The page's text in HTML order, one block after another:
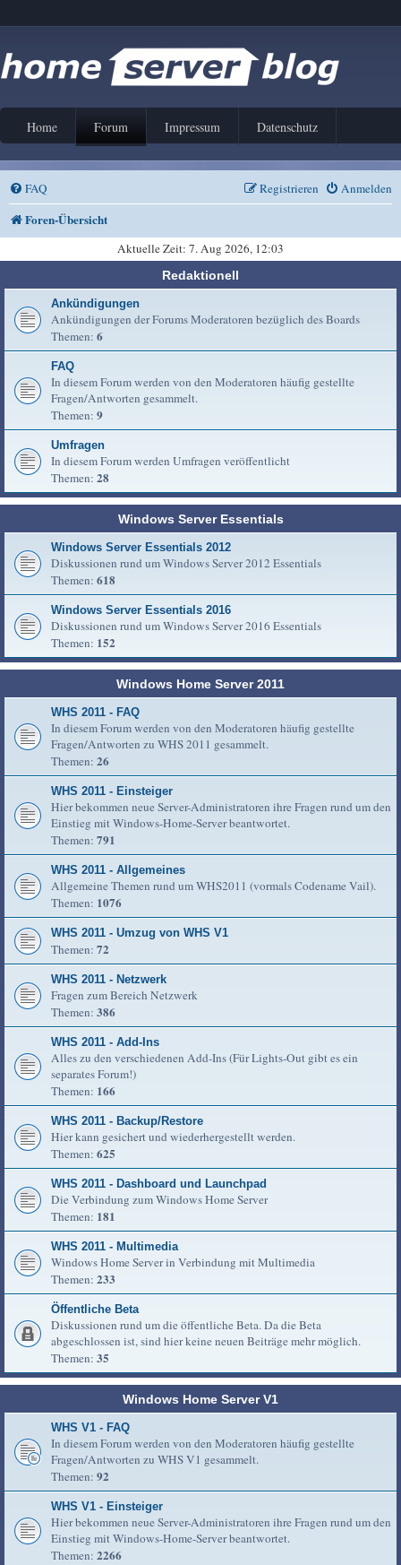
Home Forum Impressum Datenschutz
FAQ Anmelden
Registrieren
Foren-Übersicht
Aktuelle Zeit: 7. Aug 2026, 12:03
Redaktionell
Ankündigungen
Ankündigungen der Forums Moderatoren bezüglich des Boards
Themen: 6
FAQ
In diesem Forum werden von den Moderatoren häufig gestellte
Fragen/Antworten gesammelt.
Themen: 9
Umfragen
In diesem Forum werden Umfragen veröffentlicht
Themen: 28
Windows Server Essentials
Windows Server Essentials 2012
Diskussionen rund um Windows Server 2012 Essentials
Themen: 618
Windows Server Essentials 2016
Diskussionen rund um Windows Server 2016 Essentials
Themen: 152
Windows Home Server 2011
WHS 2011 - FAQ
In diesem Forum werden von den Moderatoren häufig gestellte
Fragen/Antworten zu WHS 2011 gesammelt.
Themen: 26
WHS 2011 - Einsteiger
Hier bekommen neue Server-Administratoren ihre Fragen rund um den
Einstieg mit Windows-Home-Server beantwortet.
Themen: 791
WHS 2011 - Allgemeines
Allgemeine Themen rund um WHS2011 (vormals Codename Vail).
Themen: 1076
WHS 2011 - Umzug von WHS V1
Themen: 72
WHS 2011 - Netzwerk
Fragen zum Bereich Netzwerk
Themen: 386
WHS 2011 - Add-Ins
Alles zu den verschiedenen Add-Ins (Für Lights-Out gibt es ein
separates Forum!)
Themen: 166
WHS 2011 - Backup/Restore
Hier kann gesichert und wiederhergestellt werden.
Themen: 625
WHS 2011 - Dashboard und Launchpad
Die Verbindung zum Windows Home Server
Themen: 181
WHS 2011 - Multimedia
Windows Home Server in Verbindung mit Multimedia
Themen: 233
Öffentliche Beta
Diskussionen rund um die öffentliche Beta. Da die Beta
abgeschlossen ist, sind hier keine neuen Beiträge mehr möglich.
Themen: 35
Windows Home Server V1
WHS V1 - FAQ
In diesem Forum werden von den Moderatoren häufig gestellte
Fragen/Antworten zu WHS V1 gesammelt.
Themen: 92
WHS V1 - Einsteiger
Hier bekommen neue Server-Administratoren ihre Fragen rund um den
Einstieg mit Windows-Home-Server beantwortet.
Themen: 2266